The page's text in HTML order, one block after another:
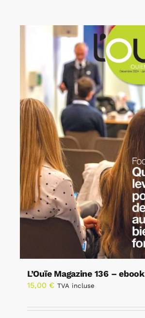
L’Ouïe Magazine 136 – ebook
15,00 € TVA incluse